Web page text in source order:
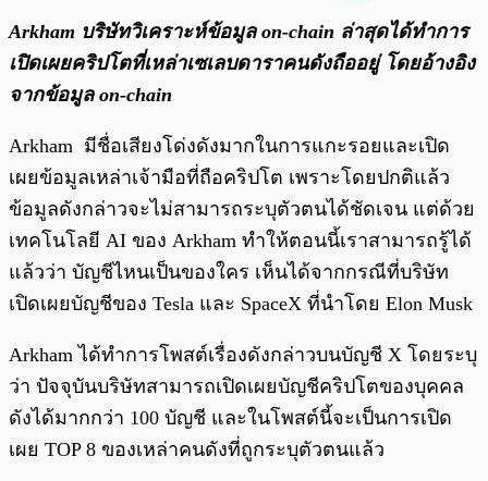
พร้อมเล่น 0:00/0:00
Arkham บริษัทวิเคราะห์ข้อมูล on-chain ล่าสุดได้ทำการ
เปิดเผยคริปโตที่เหล่าเซเลบดาราคนดังถืออยู่ โดยอ้างอิง
จากข้อมูล on-chain
Arkham มีชื่อเสียงโด่งดังมากในการแกะรอยและเปิด
เผยข้อมูลเหล่าเจ้ามือที่ถือคริปโต เพราะโดยปกติแล้ว
ข้อมูลดังกล่าวจะไม่สามารถระบุตัวตนได้ชัดเจน แต่ด้วย
เทคโนโลยี AI ของ Arkham ทำให้ตอนนี้เราสามารถรู้ได้
แล้วว่า บัญชีไหนเป็นของใคร เห็นได้จากกรณีที่บริษัท
เปิดเผยบัญชีของ Tesla และ SpaceX ที่นำโดย Elon Musk
Arkham ได้ทำการโพสต์เรื่องดังกล่าวบนบัญชี X โดยระบุ
ว่า ปัจจุบันบริษัทสามารถเปิดเผยบัญชีคริปโตของบุคคล
ดังได้มากกว่า 100 บัญชี และในโพสต์นี้จะเป็นการเปิด
เผย TOP 8 ของเหล่าคนดังที่ถูกระบุตัวตนแล้ว